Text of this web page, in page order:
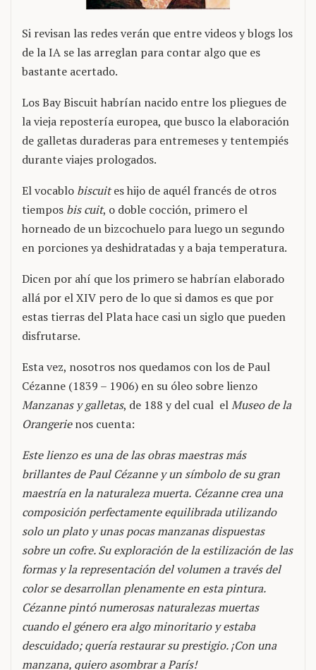
Si revisan las redes verán que entre videos y blogs los
de la IA se las arreglan para contar algo que es
bastante acertado.
Los Bay Biscuit habrían nacido entre los pliegues de
la vieja repostería europea, que busco la elaboración
de galletas duraderas para entremeses y tentempiés
durante viajes prologados.
El vocablo biscuites hijo de aquél francés de otros
tiempos bis cuit, o doble cocción, primero el
horneado de un bizcochuelo para luego un segundo
en porciones ya deshidratadas y a baja temperatura.
Dicen por ahí que los primero se habrían elaborado
allá por el XIV pero de lo que si damos es que por
estas tierras del Plata hace casi un siglo que pueden
disfrutarse.
Esta vez, nosotros nos quedamos con los de Paul
Cézanne (1839 – 1906) en su óleo sobre lienzo
Manzanas y galletas, de 188 y del cual elMuseo de la
Orangerienos cuenta:
Este lienzo es una de las obras maestras más
brillantes de Paul Cézanne y un símbolo de su gran
maestría en la naturaleza muerta. Cézanne crea una
composición perfectamente equilibrada utilizando
solo un plato y unas pocas manzanas dispuestas
sobre un cofre. Su exploración de la estilización de las
formas y la representación del volumen a través del
color se desarrollan plenamente en esta pintura.
Cézanne pintó numerosas naturalezas muertas
cuando el género era algo minoritario y estaba
descuidado; quería restaurar su prestigio. ¡Con una
manzana, quiero asombrar a París!